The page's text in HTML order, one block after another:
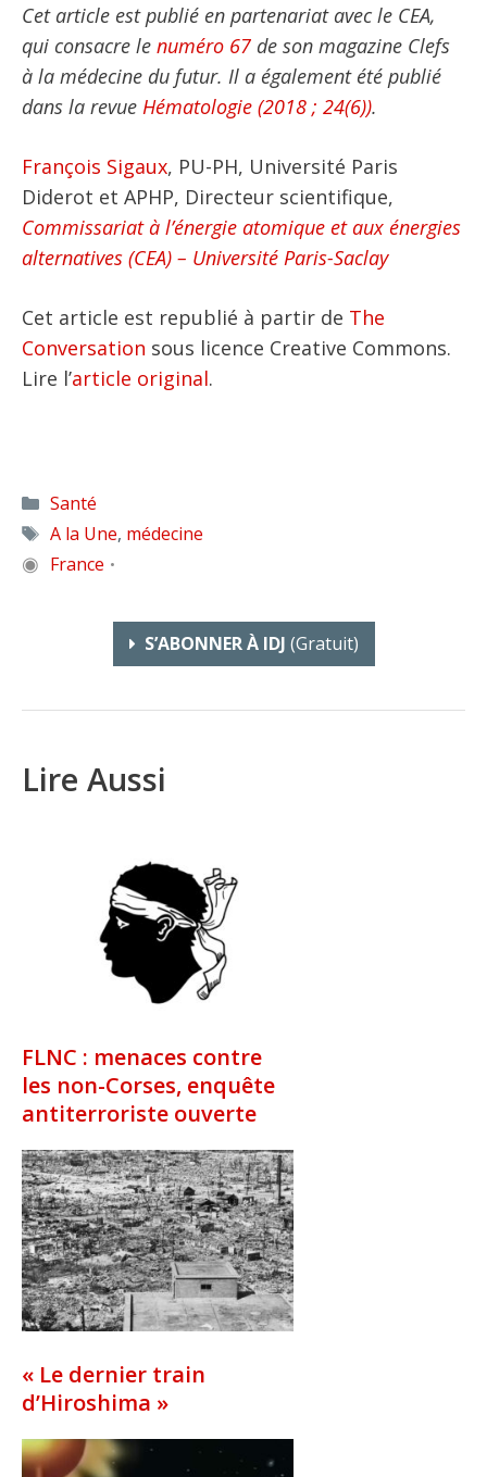
Cet article est publié en partenariat avec le CEA,
qui consacre le numéro 67 de son magazine Clefs
à la médecine du futur. Il a également été publié
dans la revue Hématologie (2018 ; 24(6)).
François Sigaux, PU-PH, Université Paris
Diderot et APHP, Directeur scientifique,
Commissariat à l’énergie atomique et aux énergies
alternatives (CEA) – Université Paris-Saclay
Cet article est republié à partir de The
Conversation sous licence Creative Commons.
Lire l’article original.
Catégories
Santé
Étiquettes
A la Une, médecine
◉ France •
S’ABONNER À IDJ (gratuit)
Lire Aussi
FLNC : menaces contre
les non-Corses, enquête
antiterroriste ouverte
« Le dernier train
d’Hiroshima »